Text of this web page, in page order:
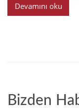
Devamını oku
Bizden